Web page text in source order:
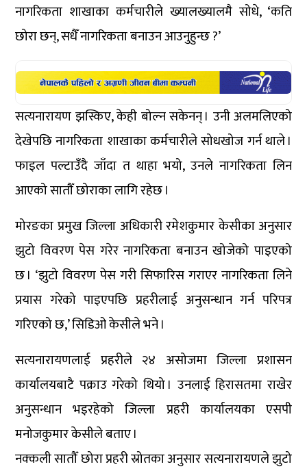
नागरिकता शाखाका कर्मचारीले ख्यालख्यालमै सोधे, ‘कति
छोरा छन्, सधैँ नागरिकता बनाउन आउनुहुन्छ ?’
सत्यनारायण झस्किए, केही बोल्न सकेनन् । उनी अलमलिएको
देखेपछि नागरिकता शाखाका कर्मचारीले सोधखोज गर्न थाले ।
फाइल पल्टाउँदै जाँदा त थाहा भयो, उनले नागरिकता लिन
आएको सातौँ छोराका लागि रहेछ ।
मोरङका प्रमुख जिल्ला अधिकारी रमेशकुमार केसीका अनुसार
झुटो विवरण पेस गरेर नागरिकता बनाउन खोजेको पाइएको
छ । ‘झुटो विवरण पेस गरी सिफारिस गराएर नागरिकता लिने
प्रयास गरेको पाइएपछि प्रहरीलाई अनुसन्धान गर्न परिपत्र
गरिएको छ,’ सिडिओ केसीले भने ।
सत्यनारायणलाई प्रहरीले २४ असोजमा जिल्ला प्रशासन
कार्यालयबाटै पक्राउ गरेको थियो । उनलाई हिरासतमा राखेर
अनुसन्धान भइरहेको जिल्ला प्रहरी कार्यालयका एसपी
मनोजकुमार केसीले बताए ।
नक्कली सातौँ छोरा प्रहरी स्रोतका अनुसार सत्यनारायणले झुटो